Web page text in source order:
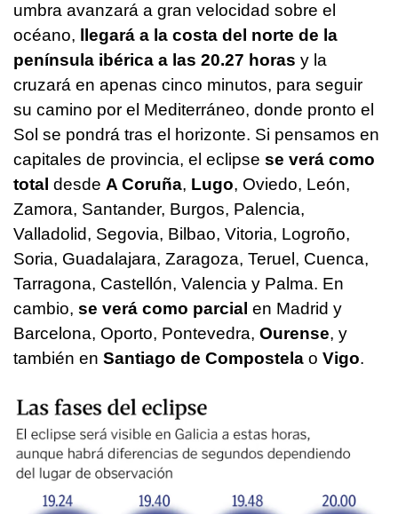
umbra avanzará a gran velocidad sobre el
océano,
llegará a la costa del norte de la
península ibérica a las 20.27 horas y la
cruzará en apenas cinco minutos, para seguir
su camino por el Mediterráneo, donde pronto el
Sol se pondrá tras el horizonte. Si pensamos en
capitales de provincia, el eclipse se verá como
total desde A Coruña, Lugo, Oviedo, León,
Zamora, Santander, Burgos, Palencia,
Valladolid, Segovia, Bilbao, Vitoria, Logroño,
Soria, Guadalajara, Zaragoza, Teruel, Cuenca,
Tarragona, Castellón, Valencia y Palma. En
cambio, se verá como parcial en Madrid y
Barcelona, Oporto, Pontevedra, Ourense, y
también en Santiago de Compostela o Vigo.